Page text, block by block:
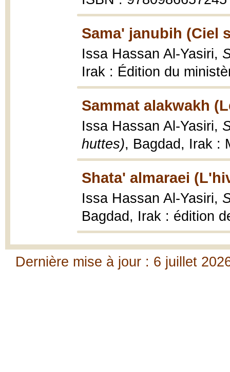
Sama' janubih (Ciel
Issa Hassan Al-Yasiri,
Irak : Édition du
Sammat alakwakh
Issa Hassan Al-Yasiri,
huttes), Bagdad, Irak :
Shata' almaraei
Issa Hassan Al-Yasiri,
Bagdad, Irak : édition
Dernière mise à jour : 6 juillet